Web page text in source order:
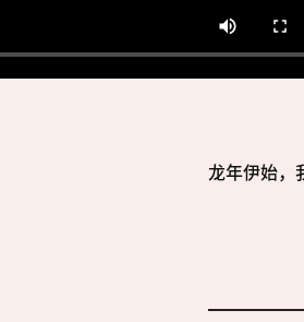
龙年伊始，